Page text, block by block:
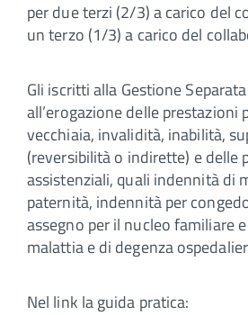
per due terzi (2/3) a carico del
un terzo (1/3) a carico del
Gli iscritti alla Gestione
all’erogazione delle prestazioni
vecchiaia, invalidità, inabilità,
(reversibilità o indirette) e delle
assistenziali, quali indennità di
paternità, indennità per
assegno per il nucleo familiare
malattia e di degenza
Nel link la guida pratica: